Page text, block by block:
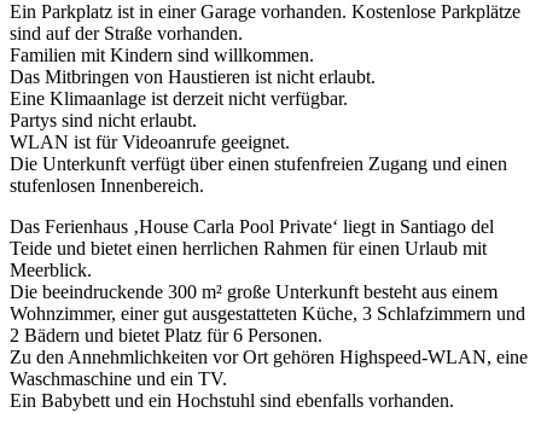
Ein Parkplatz ist in einer Garage vorhanden. Kostenlose Parkplätze
sind auf der Straße vorhanden.
Familien mit Kindern sind willkommen.
Das Mitbringen von Haustieren ist nicht erlaubt.
Eine Klimaanlage ist derzeit nicht verfügbar.
Partys sind nicht erlaubt.
WLAN ist für Videoanrufe geeignet.
Die Unterkunft verfügt über einen stufenfreien Zugang und einen
stufenlosen Innenbereich.
Das Ferienhaus ‚House Carla Pool Private‘ liegt in Santiago del
Teide und bietet einen herrlichen Rahmen für einen Urlaub mit
Meerblick.
Die beeindruckende 300 m² große Unterkunft besteht aus einem
Wohnzimmer, einer gut ausgestatteten Küche, 3 Schlafzimmern und
2 Bädern und bietet Platz für 6 Personen.
Zu den Annehmlichkeiten vor Ort gehören Highspeed-WLAN, eine
Waschmaschine und ein TV.
Ein Babybett und ein Hochstuhl sind ebenfalls vorhanden.